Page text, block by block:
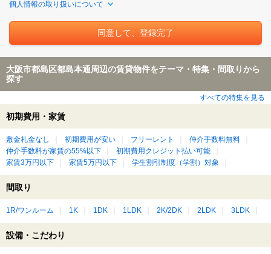
個人情報の取り扱いについて
大阪市都島区都島本通周辺の賃貸物件をテーマ・特集・間取りから
探す
すべての特集を見る
初期費用・家賃
敷金礼金なし 初期費用が安い フリーレント
仲介手数料無料
仲介手数料が家賃の55%以下
初期費用クレジット払い可能
家賃3万円以下
家賃5万円以下 学生割引制度（学割）対象
間取り
1R/ワンルーム 1K 1DK 1LDK 2K/2DK 2LDK 3LDK
設備・こだわり